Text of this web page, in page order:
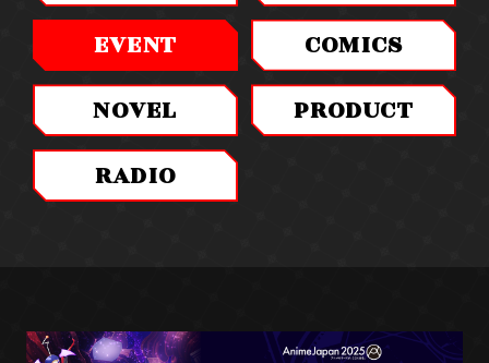
CHARACTER KEYWORD
STORY STAFF/CAST
MOVIE
EVENT
COMICS
NOVEL
PRODUCT
RADIO